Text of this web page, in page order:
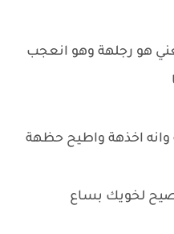
هو رجلهة وهو انعجب
اخذهة واطيح حظهة
صيح لخويك بساع